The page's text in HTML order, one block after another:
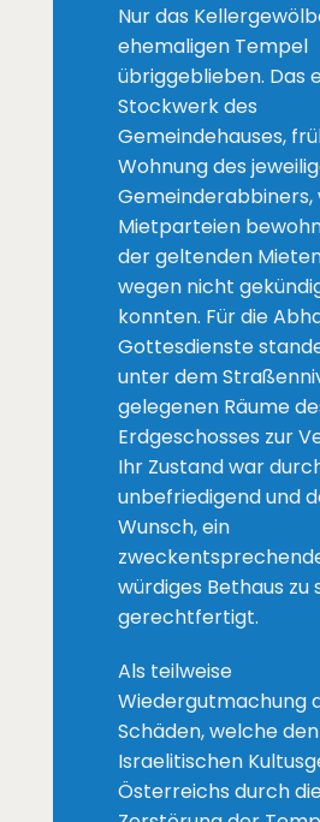
Nur das
ehemaligen Tempel
übriggeblieben. Das
Stockwerk des
Gemeindehauses,
Wohnung des
Gemeinderabbiners,
Mietparteien
der geltenden
wegen nicht
konnten. Für die
Gottesdienste
unter dem
gelegenen Räume
Erdgeschosses zur
Ihr Zustand war
unbefriedigend und
Wunsch, ein
würdiges Bethaus zu
gerechtfertigt.
Als teilweise
Wiedergutmachung
Schäden, welche den
Israelitischen
Österreichs durch